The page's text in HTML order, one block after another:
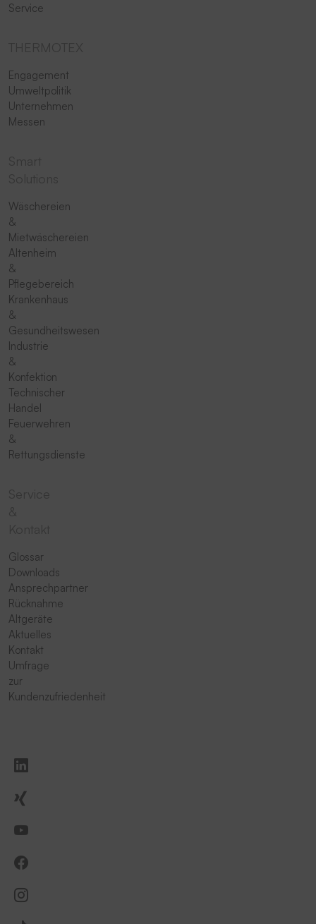
Service
Engagement
Umweltpolitik
Unternehmen
Messen
Wäschereien
&
Mietwäschereien
Altenheim
&
Pflegebereich
Krankenhaus
&
Gesundheitswesen
Industrie
&
Konfektion
Technischer
Handel
Feuerwehren
&
Rettungsdienste
Glossar
Downloads
Ansprechpartner
Rücknahme
Altgeräte
Aktuelles
Kontakt
Umfrage
zur
Kundenzufriedenheit